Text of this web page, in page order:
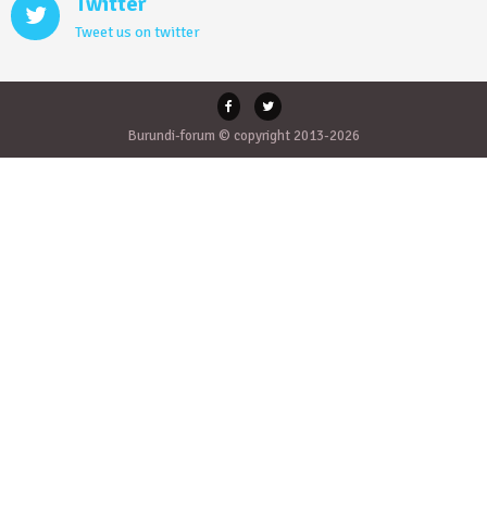
Tweet us on twitter
Burundi-forum © copyright 2013-2026